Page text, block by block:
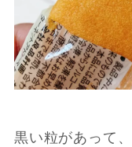
黒い粒があって